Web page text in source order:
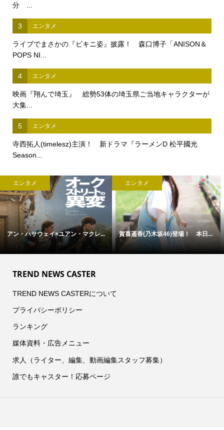
分 ...
3 エンタメ
ライブでまさかの『ビキニ姿』披露！ 森口博子「ANISON＆
POPS NI...
4 エンタメ
映画『翔んで埼玉』 総勢53体の埼玉県ご当地キャラクターが
大集...
5 エンタメ
寺西拓人(timelesz)主演！ 新ドラマ『ラーメンD 松平國光
Season...
ンタメ
・ハサウェイ×ユアン・マクレ...
エンタメ
賀喜遥香(乃木坂46)登場！ 本日...
TREND NEWS CASTER
TREND NEWS CASTERについて
プライバシーポリシー
ランキング
媒体資料・広告メニュー
求人（ライター、編集、動画編集スタッフ募集）
誰でもキャスター！応募ページ